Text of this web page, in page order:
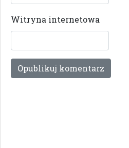
Witryna internetowa